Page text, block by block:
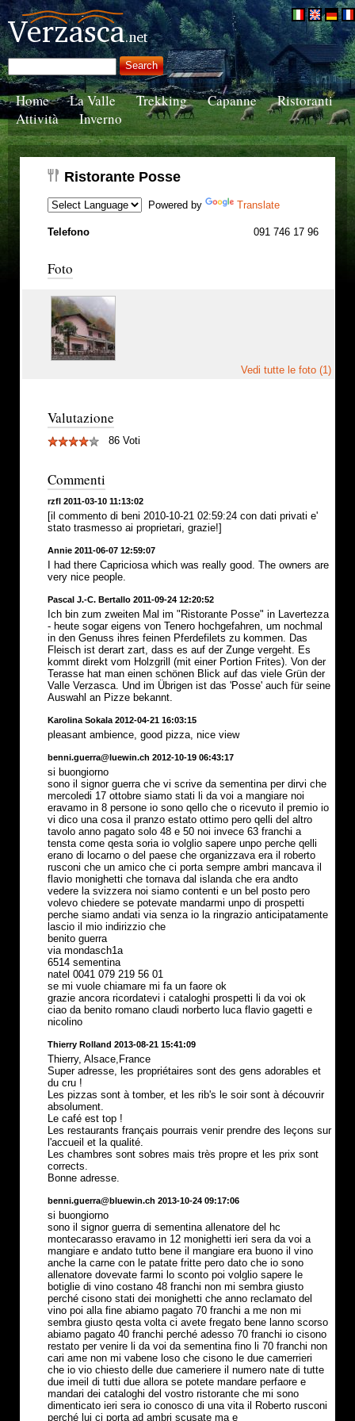
Home La Valle Trekking Capanne
Ristoranti
Attività
Inverno
Ristorante Posse
Powered by Translate
Telefono 091 746 17 96
Foto
Vedi tutte le foto (1)
Valutazione
86 Voti
Commenti
rzfl 2011-03-10 11:13:02
[il commento di beni 2010-10-21 02:59:24 con dati privati e'
stato trasmesso ai proprietari, grazie!]
Annie 2011-06-07 12:59:07
I had there Capriciosa which was really good. The owners are
very nice people.
Pascal J.-C. Bertallo 2011-09-24 12:20:52
Ich bin zum zweiten Mal im "Ristorante Posse" in Lavertezza
- heute sogar eigens von Tenero hochgefahren, um nochmal
in den Genuss ihres feinen Pferdefilets zu kommen. Das
Fleisch ist derart zart, dass es auf der Zunge vergeht. Es
kommt direkt vom Holzgrill (mit einer Portion Frites). Von der
Terasse hat man einen schönen Blick auf das viele Grün der
Valle Verzasca. Und im Übrigen ist das 'Posse' auch für seine
Auswahl an Pizze bekannt.
Karolina Sokala 2012-04-21 16:03:15
pleasant ambience, good pizza, nice view
benni.guerra@luewin.ch 2012-10-19 06:43:17
si buongiorno
sono il signor guerra che vi scrive da sementina per dirvi che
mercoledi 17 ottobre siamo stati li da voi a mangiare noi
eravamo in 8 persone io sono qello che o ricevuto il premio io
vi dico una cosa il pranzo estato ottimo pero qelli del altro
tavolo anno pagato solo 48 e 50 noi invece 63 franchi a
tensta come qesta soria io volglio sapere unpo perche qelli
erano di locarno o del paese che organizzava era il roberto
rusconi che un amico che ci porta sempre ambri mancava il
flavio monighetti che tornava dal islanda che era andto
vedere la svizzera noi siamo contenti e un bel posto pero
volevo chiedere se potevate mandarmi unpo di prospetti
perche siamo andati via senza io la ringrazio anticipatamente
lascio il mio indirizzio che
benito guerra
via mondasch1a
6514 sementina
natel 0041 079 219 56 01
se mi vuole chiamare mi fa un faore ok
grazie ancora ricordatevi i cataloghi prospetti li da voi ok
ciao da benito romano claudi norberto luca flavio gagetti e
nicolino
Thierry Rolland 2013-08-21 15:41:09
Thierry, Alsace,France
Super adresse, les propriétaires sont des gens adorables et
du cru !
Les pizzas sont à tomber, et les rib's le soir sont à découvrir
absolument.
Le café est top !
Les restaurants français pourrais venir prendre des leçons sur
l'accueil et la qualité.
Les chambres sont sobres mais très propre et les prix sont
corrects.
Bonne adresse.
benni.guerra@bluewin.ch 2013-10-24 09:17:06
si buongiorno
sono il signor guerra di sementina allenatore del hc
montecarasso eravamo in 12 monighetti ieri sera da voi a
mangiare e andato tutto bene il mangiare era buono il vino
anche la carne con le patate fritte pero dato che io sono
allenatore dovevate farmi lo sconto poi volglio sapere le
botiglie di vino costano 48 franchi non mi sembra giusto
perché cisono stati dei monighetti che anno reclamato del
vino poi alla fine abiamo pagato 70 franchi a me non mi
sembra giusto qesta volta ci avete fregato bene lanno scorso
abiamo pagato 40 franchi perché adesso 70 franchi io cisono
restato per venire li da voi da sementina fino li 70 franchi non
cari ame non mi vabene loso che cisono le due camerrieri
che io vio chiesto delle due cameriere il numero nate di tutte
due imeil di tutti due allora se potete mandare perfaore e
mandari dei cataloghi del vostro ristorante che mi sono
dimenticato ieri sera io conosco di una vita il Roberto rusconi
perché lui ci porta ad ambri scusate ma e